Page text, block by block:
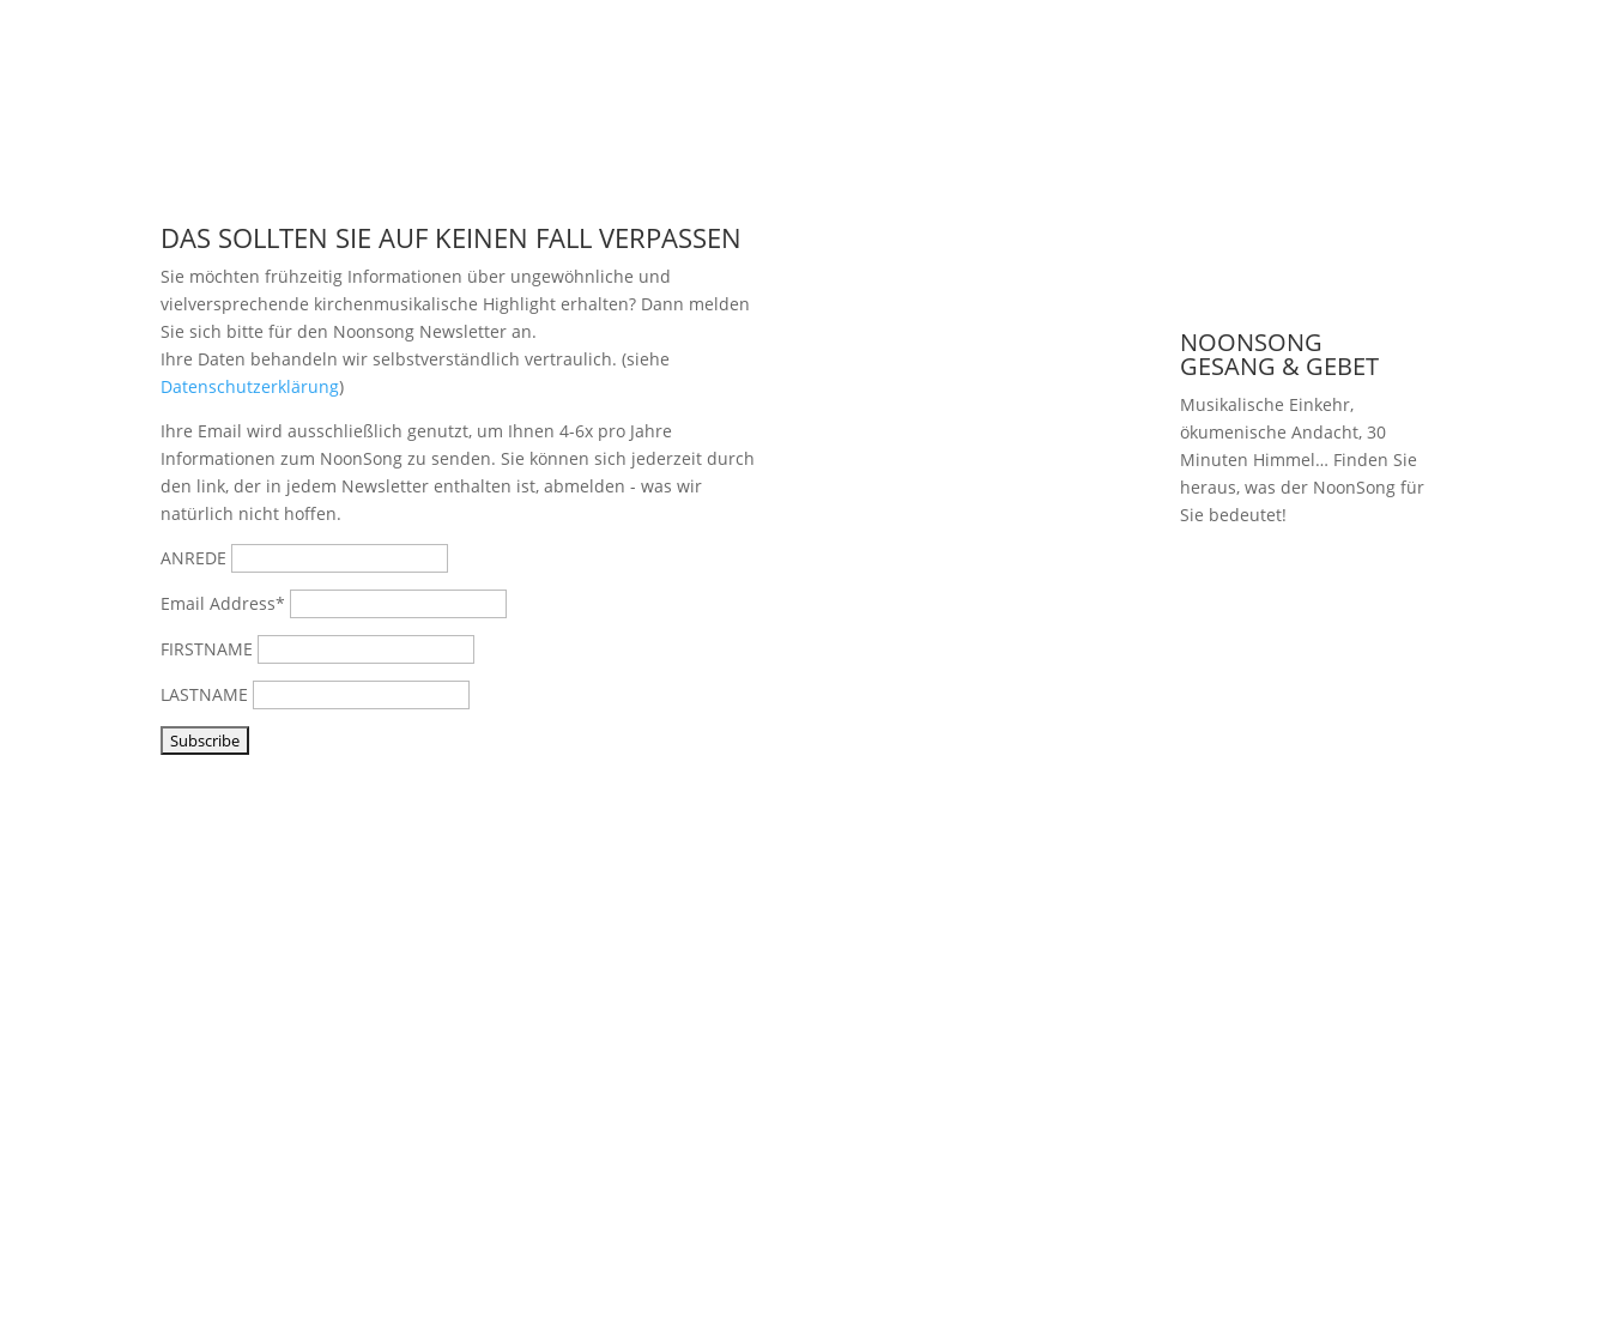
DAS SOLLTEN SIE AUF KEINEN FALL VERPASSEN
Sie möchten frühzeitig Informationen über ungewöhnliche und
vielversprechende kirchenmusikalische Highlight erhalten? Dann melden
Sie sich bittefür den Noonsong Newsletter an.
Ihre Daten behandeln wir selbstverständlich vertraulich. (siehe
Datenschutzerklärung)
Ihre Email wird ausschließlich genutzt, um Ihnen 4-6x pro Jahre
Informationen zum NoonSong zu senden. Sie können sich jederzeit durch
den link, der in jedem Newsletter enthalten ist, abmelden - was wir
natürlich nicht hoffen.
ANREDE
Email Address*
FIRSTNAME
LASTNAME
NOONSONG
GESANG & GEBET
Musikalische Einkehr,
ökumenische Andacht, 30
Minuten Himmel… Finden Sie
heraus, was der NoonSong für
Sie bedeutet!